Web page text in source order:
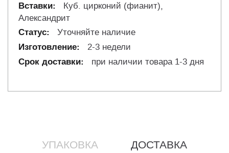
Куб. цирконий (фианит),
Александрит
Уточняйте наличие
2-3 недели
при наличии товара 1-3 дня
УПАКОВКА ДОСТАВКА